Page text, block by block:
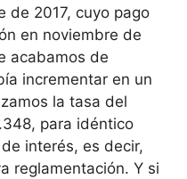
de 2017, cuyo pago
en noviembre de
acabamos de
incrementar en un
la tasa del
para idéntico
interés, es decir,
reglamentación. Y si